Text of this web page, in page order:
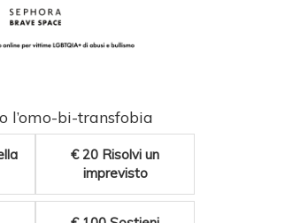
l’omo-bi-transfobia
€ 20 Risolvi un
imprevisto